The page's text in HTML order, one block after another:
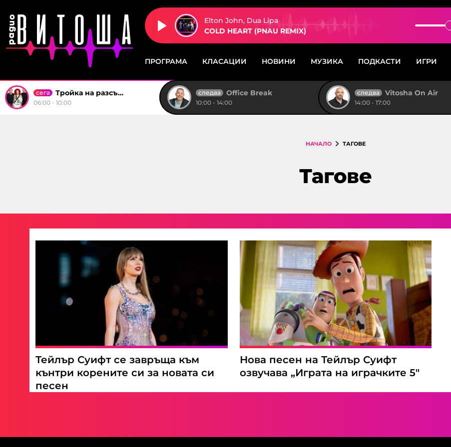
Elton John, Dua Lipa
COLD HEART (PNAU REMIX)
ПРОГРАМА КЛАСАЦИИ НОВИНИ МУЗИКА ПОДКАСТИ ИГРИ
сега Тройка на разсъмване
06:00 - 10:00
следва Office Break
10:00 - 14:00
следва Vitosha On Air
14:00 - 17:00
НАЧАЛО ТАГОВЕ
Тагове
Тейлър Суифт се завръща към
кънтри корените си за новата си
песен
Нова песен на Тейлър Суифт
озвучава „Играта на играчките 5"